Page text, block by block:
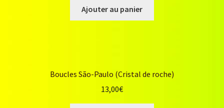
Ajouter au panier
Boucles São-Paulo (Cristal de roche)
13,00€